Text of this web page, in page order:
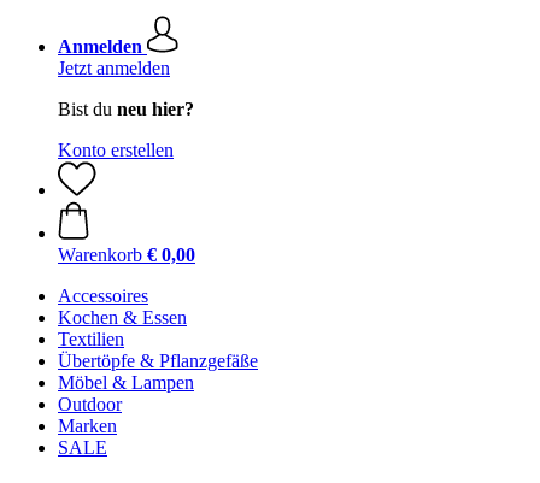
Anmelden
Jetzt anmelden
Bist du neu hier?
Konto erstellen
Warenkorb € 0,00
Accessoires
Kochen & Essen
Textilien
Übertöpfe & Pflanzgefäße
Möbel & Lampen
Outdoor
Marken
SALE